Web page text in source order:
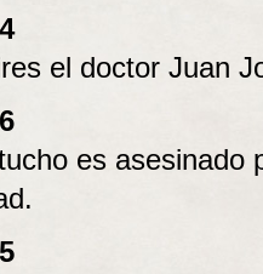
el doctor Juan
es asesinado